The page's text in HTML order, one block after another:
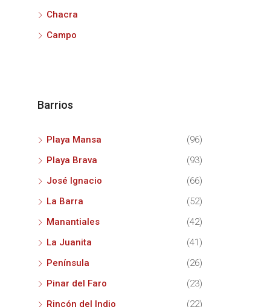
Chacra
Campo
Barrios
Playa Mansa
(96)
Playa Brava
(93)
José Ignacio
(66)
La Barra
(52)
Manantiales
(42)
La Juanita
(41)
Península
(26)
Pinar del Faro
(23)
Rincón del Indio
(22)